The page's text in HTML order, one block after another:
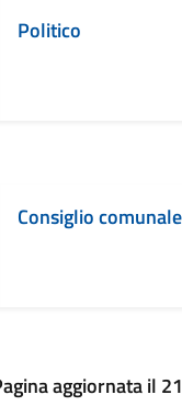
Politico
Consiglio comunale
aggiornata il